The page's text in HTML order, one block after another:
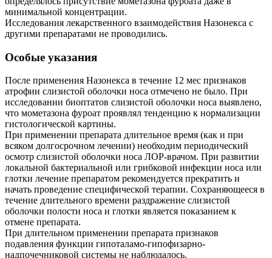
минимальной концентрации.
Исследования лекарственного взаимодействия Назонекса с
другими препаратами не проводились.
Особые указания
После применения Назонекса в течение 12 мес признаков
атрофии слизистой оболочки носа отмечено не было. При
исследовании биоптатов слизистой оболочки носа выявлено,
что мометазона фуроат проявлял тенденцию к нормализации
гистологической картины.
При применении препарата длительное время (как и при
всяком долгосрочном лечении) необходим периодический
осмотр слизистой оболочки носа ЛОР-врачом. При развитии
локальной бактериальной или грибковой инфекции носа или
глотки лечение препаратом рекомендуется прекратить и
начать проведение специфической терапии. Сохраняющееся в
течение длительного времени раздражение слизистой
оболочки полости носа и глотки является показанием к
отмене препарата.
При длительном применении препарата признаков
подавления функции гипоталамо-гипофизарно-
надпочечниковой системы не наблюдалось.